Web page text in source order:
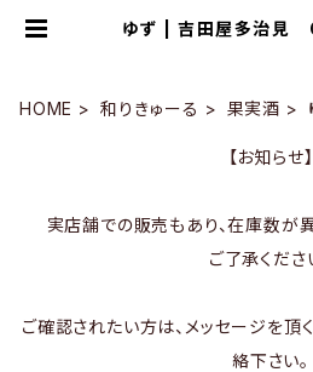
ゆず | 吉田屋多治
HOME 和りきゅーる 果実酒
【お知らせ】
実店舗での販売もあり、在庫数が
ご了承くださ
ご確認されたい方は、メッセージを頂
絡下さい。